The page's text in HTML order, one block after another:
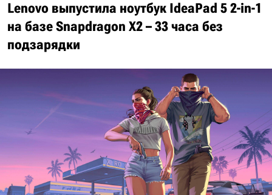
Lenovo выпустила ноутбук IdeaPad 5 2-in-1
на базе Snapdragon X2 – 33 часа без
подзарядки